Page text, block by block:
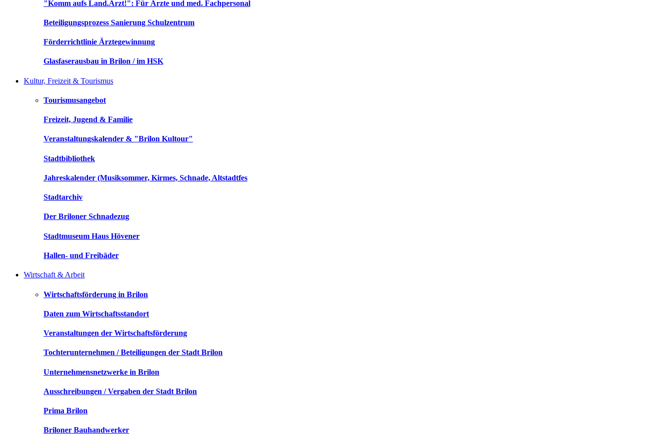
"Komm aufs Land.Arzt!": Für Ärzte und med. Fachpersonal
Beteiligungsprozess Sanierung Schulzentrum
Förderrichtlinie Ärztegewinnung
Glasfaserausbau in Brilon / im HSK
Kultur, Freizeit & Tourismus
Tourismusangebot
Freizeit, Jugend & Familie
Veranstaltungskalender & "Brilon Kultour"
Stadtbibliothek
Jahreskalender (Musiksommer, Kirmes, Schnade, Altstadtfes
Stadtarchiv
Der Briloner Schnadezug
Stadtmuseum Haus Hövener
Hallen- und Freibäder
Wirtschaft & Arbeit
Wirtschaftsförderung in Brilon
Daten zum Wirtschaftsstandort
Veranstaltungen der Wirtschaftsförderung
Tochterunternehmen / Beteiligungen der Stadt Brilon
Unternehmensnetzwerke in Brilon
Ausschreibungen / Vergaben der Stadt Brilon
Prima Brilon
Briloner Bauhandwerker